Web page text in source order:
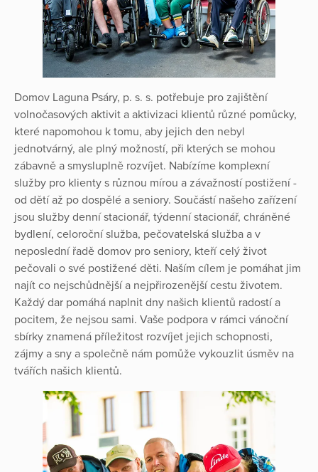
Domov Laguna Psáry, p. s. s. potřebuje pro zajištění
volnočasových aktivit a aktivizaci klientů různé pomůcky,
které napomohou k tomu, aby jejich den nebyl
jednotvárný, ale plný možností, při kterých se mohou
zábavně a smysluplně rozvíjet. Nabízíme komplexní
služby pro klienty s různou mírou a závažností postižení -
od dětí až po dospělé a seniory. Součástí našeho zařízení
jsou služby denní stacionář, týdenní stacionář, chráněné
bydlení, celoroční služba, pečovatelská služba a v
neposlední řadě domov pro seniory, kteří celý život
pečovali o své postižené děti. Naším cílem je pomáhat jim
najít co nejschůdnější a nejpřirozenější cestu životem.
Každý dar pomáhá naplnit dny našich klientů radostí a
pocitem, že nejsou sami. Vaše podpora v rámci vánoční
sbírky znamená příležitost rozvíjet jejich schopnosti,
zájmy a sny a společně nám pomůže vykouzlit úsměv na
tvářích našich klientů.